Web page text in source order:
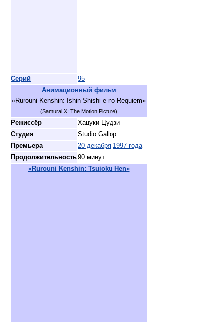
Серий
95
Анимационный фильм
«Rurouni Kenshin: Ishin Shishi e no Requiem»
(Samurai X: The Motion Picture)
Режиссёр
Хацуки Цудзи
Студия
Studio Gallop
Премьера
20 декабря 1997 года
Продолжительность90 минут
«Rurouni Kenshin: Tsuioku Hen»